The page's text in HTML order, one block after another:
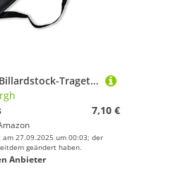
Ujjdwiurgh Billardstock-Tragetasche, 32-Snooker-Billardstock-Aufbewahrungstasche zum Schutz des 1/2-Billardstocks
7,10 €
27.09.2025 um 00:03; der
geändert haben.
Anbieter